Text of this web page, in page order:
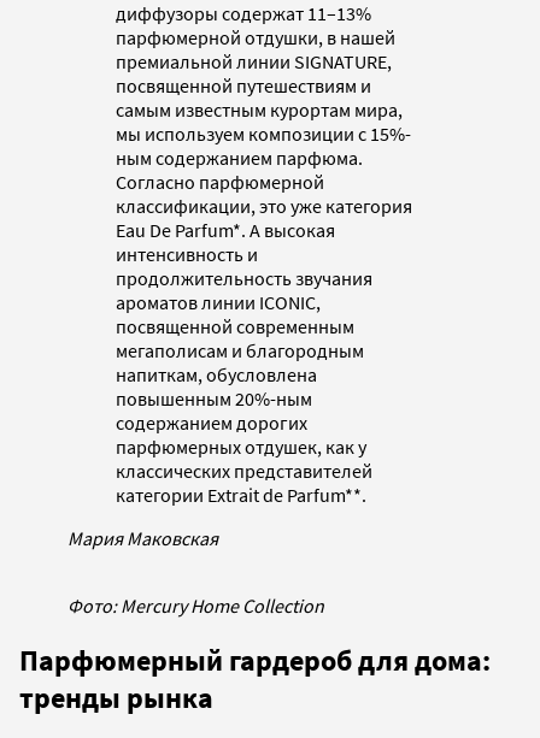
диффузоры содержат 11–13%
парфюмерной отдушки, в нашей
премиальной линии SIGNATURE,
посвященной путешествиям и
самым известным курортам мира,
мы используем композиции с 15%-
ным содержанием парфюма.
Согласно парфюмерной
классификации, это уже категория
Eau De Parfum*. А высокая
интенсивность и
продолжительность звучания
ароматов линии ICONIC,
посвященной современным
мегаполисам и благородным
напиткам, обусловлена
повышенным 20%-ным
содержанием дорогих
парфюмерных отдушек, как у
классических представителей
категории Extrait de Parfum**.
Мария Маковская
Фото: Mercury Home Collection
Парфюмерный гардероб для дома:
тренды рынка